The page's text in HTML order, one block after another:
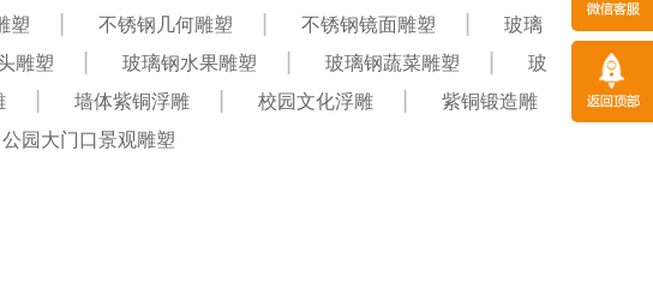
塑 不锈钢几何雕塑 不锈钢镜面雕塑
玻璃
雕塑 玻璃钢水果雕塑 玻璃钢蔬菜雕塑
玻
墙体紫铜浮雕 校园文化浮雕
紫铜锻造雕
公园大门口景观雕塑